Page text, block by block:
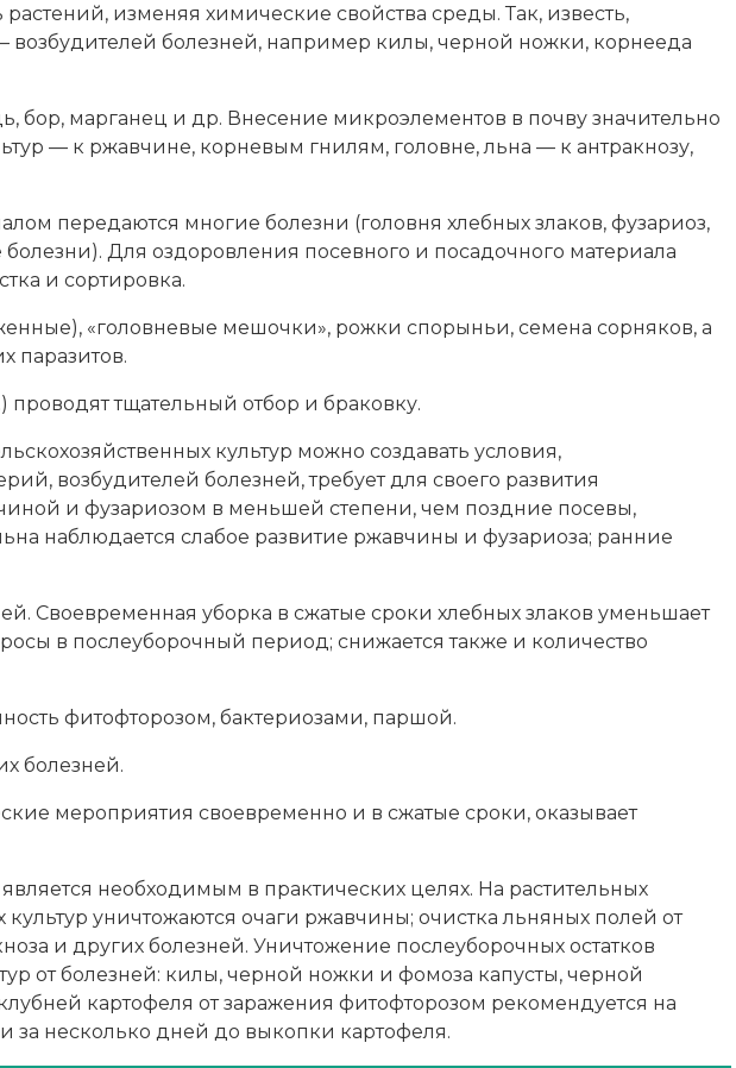
изменяя химические свойства среды. Так, известь,
возбудителей болезней, например килы, черной ножки, корнееда
марганец и др. Внесение микроэлементов в почву значительно
— к ржавчине, корневым гнилям, головне, льна — к антракнозу,
передаются многие болезни (головня хлебных злаков, фузариоз,
Для оздоровления посевного и посадочного материала
и сортировка.
«головневые мешочки», рожки спорыньи, семена сорняков, а
паразитов.
тщательный отбор и браковку.
культур можно создавать условия,
возбудителей болезней, требует для своего развития
и фузариозом в меньшей степени, чем поздние посевы,
наблюдается слабое развитие ржавчины и фузариоза; ранние
Своевременная уборка в сжатые сроки хлебных злаков уменьшает
в послеуборочный период; снижается также и количество
фитофторозом, бактериозами, паршой.
болезней.
мероприятия своевременно и в сжатые сроки, оказывает
необходимым в практических целях. На растительных
уничтожаются очаги ржавчины; очистка льняных полей от
и других болезней. Уничтожение послеуборочных остатков
от болезней: килы, черной ножки и фомоза капусты, черной
картофеля от заражения фитофторозом рекомендуется на
за несколько дней до выкопки картофеля.